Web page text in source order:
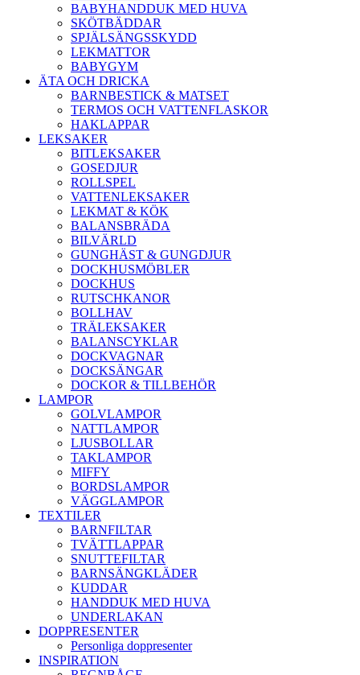
BABYHANDDUK MED HUVA
SKÖTBÄDDAR
SPJÄLSÄNGSSKYDD
LEKMATTOR
BABYGYM
ÄTA OCH DRICKA
BARNBESTICK & MATSET
TERMOS OCH VATTENFLASKOR
HAKLAPPAR
LEKSAKER
BITLEKSAKER
GOSEDJUR
ROLLSPEL
VATTENLEKSAKER
LEKMAT & KÖK
BALANSBRÄDA
BILVÄRLD
GUNGHÄST & GUNGDJUR
DOCKHUSMÖBLER
DOCKHUS
RUTSCHKANOR
BOLLHAV
TRÄLEKSAKER
BALANSCYKLAR
DOCKVAGNAR
DOCKSÄNGAR
DOCKOR & TILLBEHÖR
LAMPOR
GOLVLAMPOR
NATTLAMPOR
LJUSBOLLAR
TAKLAMPOR
MIFFY
BORDSLAMPOR
VÄGGLAMPOR
TEXTILER
BARNFILTAR
TVÄTTLAPPAR
SNUTTEFILTAR
BARNSÄNGKLÄDER
KUDDAR
HANDDUK MED HUVA
UNDERLAKAN
DOPPRESENTER
Personliga doppresenter
INSPIRATION